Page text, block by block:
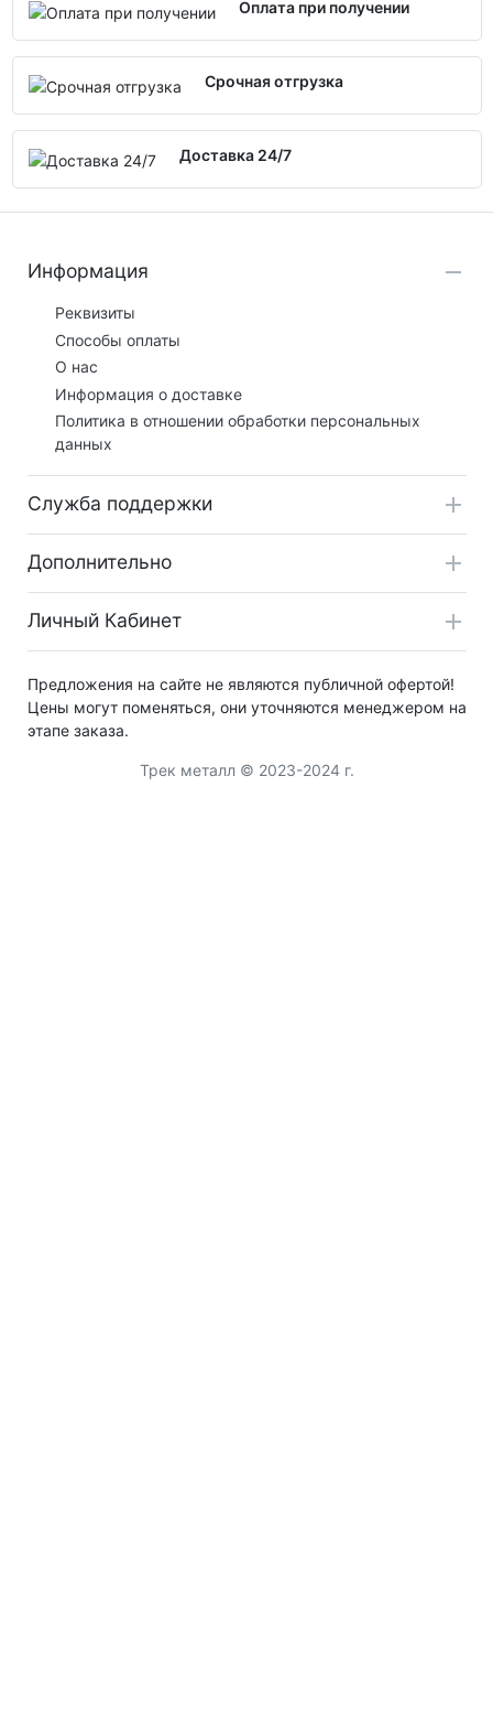
Оплата при получении
Срочная отгрузка
Доставка 24/7
Информация
Реквизиты
Способы оплаты
О нас
Информация о доставке
Политика в отношении обработки персональных
данных
Служба поддержки
Дополнительно
Личный Кабинет
Предложения на сайте не являются публичной офертой!
Цены могут поменяться, они уточняются менеджером на
этапе заказа.
Трек металл © 2023-2024 г.